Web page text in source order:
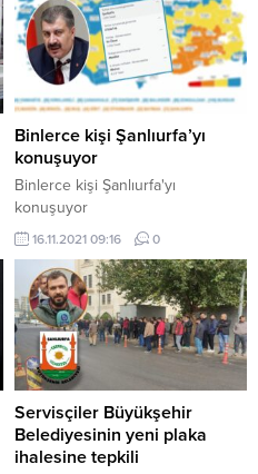
Binlerce kişi Şanlıurfa’yı
konuşuyor
Binlerce kişi Şanlıurfa'yı
konuşuyor
16.11.2021 09:16 0
Servisçiler Büyükşehir
Belediyesinin yeni plaka
ihalesine tepkili